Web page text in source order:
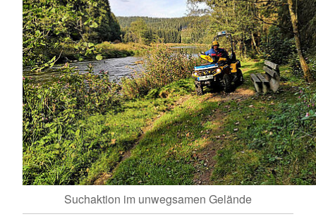
Suchaktion im unwegsamen Gelände